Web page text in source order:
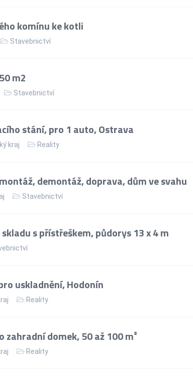
komínu ke kotli
Stavebnictví
m2
Stavebnictví
stání, pro 1 auto, Ostrava
kraj Reality
demontáž, doprava, dům ve svahu
Stavebnictví
s přístřeškem, půdorys 13 x 4 m
uskladnění, Hodonín
Reality
domek, 50 až 100 m²
Reality